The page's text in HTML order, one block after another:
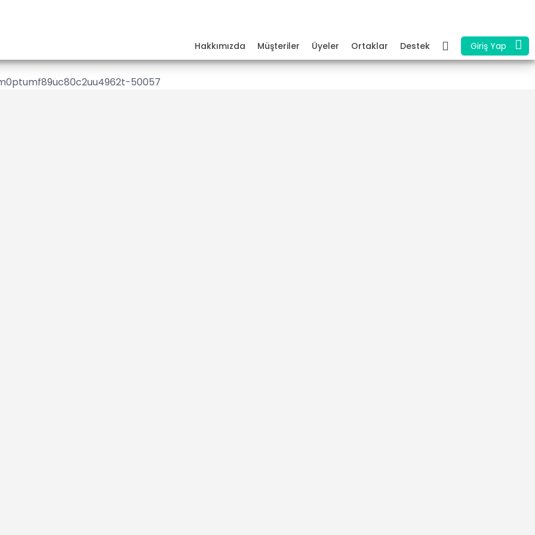
Hakkımızda Müşteriler Üyeler Ortaklar Destek Giriş Yap
50057